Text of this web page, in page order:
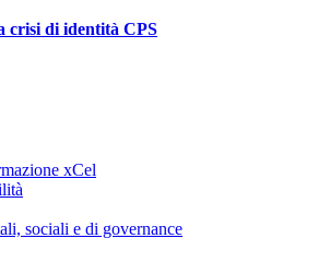
crisi di identità CPS
xCel
sociali e di governance